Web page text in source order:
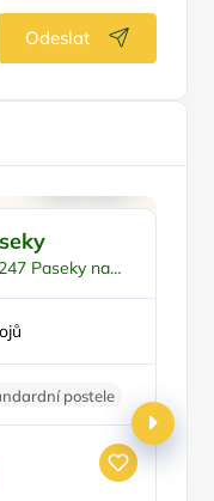
Odeslat
Paseky nad
postele